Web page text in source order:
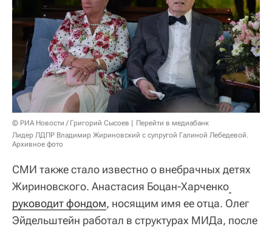
© РИА Новости / Григорий Сысоев
Перейти в медиабанк
Лидер ЛДПР Владимир Жириновский с супругой Галиной Лебедевой.
Архивное фото
СМИ также стало известно о внебрачных детях
Жириновского. Анастасия Боцан-Харченко
руководит фондом, носящим имя ее отца. Олег
Эйдельштейн работал в структурах МИДа, после